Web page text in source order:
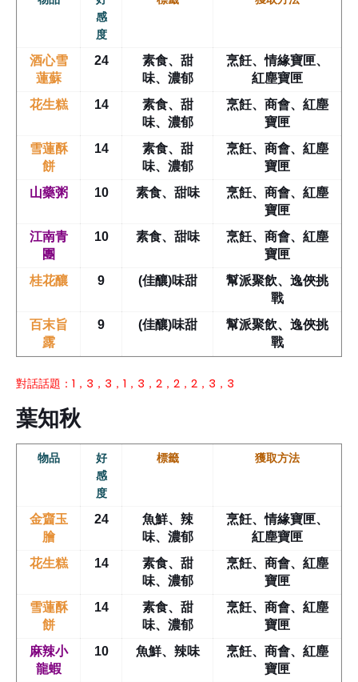
感
度
酒心雪
蓮蘇
24
素食、甜
味、濃郁
烹飪、情緣寶匣、
紅塵寶匣
花生糕
14
素食、甜
味、濃郁
烹飪、商會、紅塵
寶匣
雪蓮酥
餅
14
素食、甜
味、濃郁
烹飪、商會、紅塵
寶匣
山藥粥
10 素食、甜味
烹飪、商會、紅塵
寶匣
江南青
團
10 素食、甜味
烹飪、商會、紅塵
寶匣
桂花釀
9 (佳釀)味甜
幫派聚飲、逸俠挑
戰
百末旨
露
9 (佳釀)味甜
幫派聚飲、逸俠挑
戰
對話話題：1，3，3，1，3，2，2，2，3，3
葉知秋
物品
好
感
度
標籤 獲取方法
金齏玉
膾
24
魚鮮、辣
味、濃郁
烹飪、情緣寶匣、
紅塵寶匣
花生糕
14
素食、甜
味、濃郁
烹飪、商會、紅塵
寶匣
雪蓮酥
餅
14
素食、甜
味、濃郁
烹飪、商會、紅塵
寶匣
麻辣小
龍蝦
10 魚鮮、辣味
烹飪、商會、紅塵
寶匣